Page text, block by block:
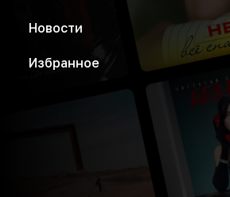
Новости
Избранное